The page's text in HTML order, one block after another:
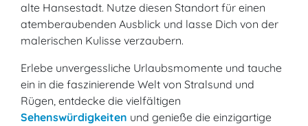
alte Hansestadt. Nutze diesen Standort für einen
atemberaubenden Ausblick und lasse Dich von der
malerischen Kulisse verzaubern.
Erlebe unvergessliche Urlaubsmomente und tauche
ein in die faszinierende Welt von Stralsund und
Rügen, entdecke die vielfältigen
Sehenswürdigkeiten und genieße die einzigartige